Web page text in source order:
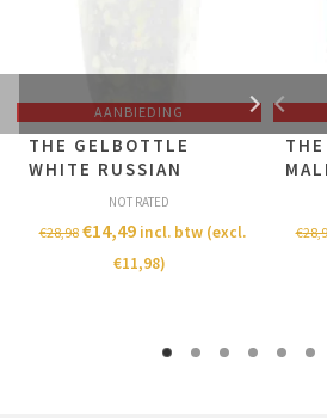
AANBIEDING
THE GELBOTTLE
WHITE RUSSIAN
NOT RATED
€28,98 €14,49 incl. btw (excl.
€11,98)
€